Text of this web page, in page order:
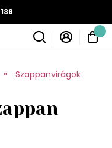
Szappanvirágok